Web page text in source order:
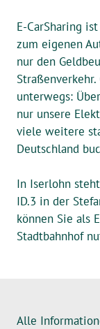
E-CarSharing
zum eigenen
nur den
unterwegs:
nur unsere
viele weitere
Deutschland
In Iserlohn
ID.3 in der
können Sie als
Stadtbahnhof
Alle